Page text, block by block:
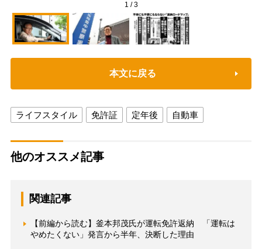
1 /3
本文に戻る
ライフスタイル 免許証 定年後 自動車
他のオススメ記事
関連記事
【前編から読む】釜本邦茂氏が運転免許返納 「運転は
やめたくない」発言から半年、決断した理由